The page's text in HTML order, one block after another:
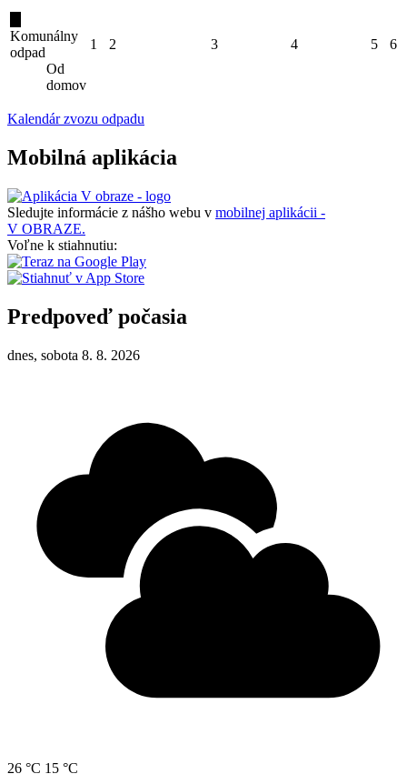
Komunálny
odpad
Od
domov
1 2 3 4 5 6
Kalendár zvozu odpadu
Mobilná aplikácia
Sledujte informácie z nášho webu v mobilnej aplikácii -
V OBRAZE.
Voľne k stiahnutiu:
Predpoveď počasia
dnes, sobota 8. 8. 2026
26 °C 15 °C